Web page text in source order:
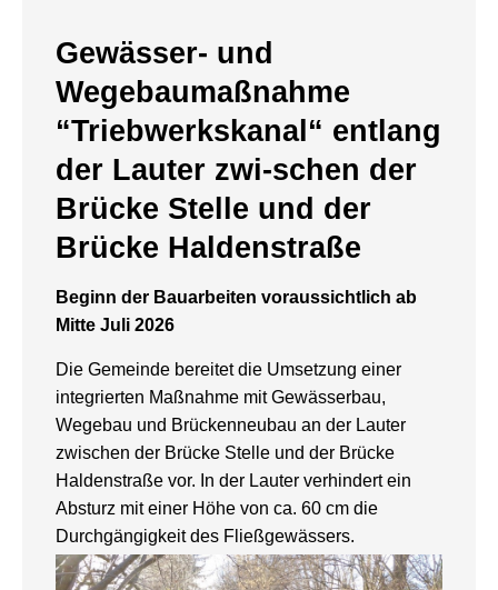
Gewässer- und
Wegebaumaßnahme
“Triebwerkskanal“ entlang
der Lauter zwi-schen der
Brücke Stelle und der
Brücke Haldenstraße
Beginn der Bauarbeiten voraussichtlich ab
Mitte Juli 2026
Die Gemeinde bereitet die Umsetzung einer
integrierten Maßnahme mit Gewässerbau,
Wegebau und Brückenneubau an der Lauter
zwischen der Brücke Stelle und der Brücke
Haldenstraße vor. In der Lauter verhindert ein
Absturz mit einer Höhe von ca. 60 cm die
Durchgängigkeit des Fließgewässers.